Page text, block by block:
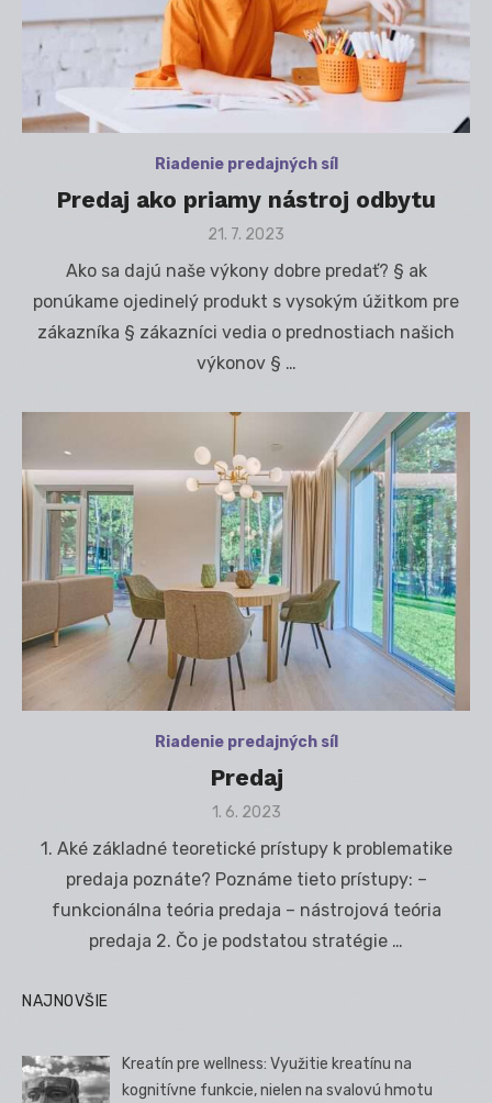
Riadenie predajných síl
Predaj ako priamy nástroj odbytu
Posted
21. 7. 2023
Ako sa dajú naše výkony dobre predať? § ak
ponúkame ojedinelý produkt s vysokým úžitkom pre
zákazníka § zákazníci vedia o prednostiach našich
výkonov § …
Riadenie predajných síl
Predaj
Posted
1. 6. 2023
1. Aké základné teoretické prístupy k problematike
predaja poznáte? Poznáme tieto prístupy: –
funkcionálna teória predaja – nástrojová teória
predaja 2. Čo je podstatou stratégie …
NAJNOVŠIE
Kreatín pre wellness: Využitie kreatínu na
kognitívne funkcie, nielen na svalovú hmotu